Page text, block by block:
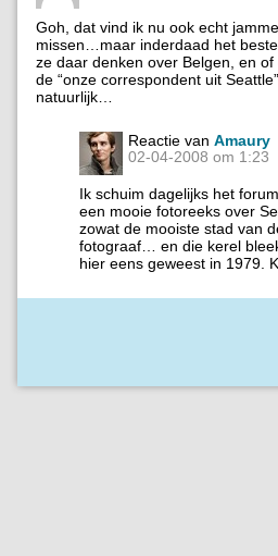
Goh, dat vind ik nu ook echt
missen…maar inderdaad het
ze daar denken over Belgen, en
de “onze correspondent uit
natuurlijk…
Reactie van Amaury
02-04-2008 om 1:23
Ik schuim dagelijks het
een mooie fotoreeks over
zowat de mooiste stad van
fotograaf… en die kerel
hier eens geweest in 1979.